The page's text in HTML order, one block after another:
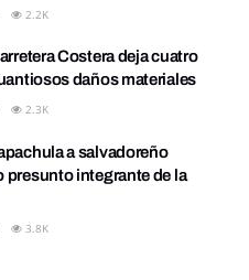
2.2K
Costera deja cuatro
daños materiales
2.3K
a salvadoreño
presunto integrante de la
3.8K